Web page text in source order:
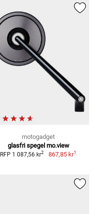
motogadget
glasfri spegel mo.view
RFP 1 087,56 kr2 867,85 kr1